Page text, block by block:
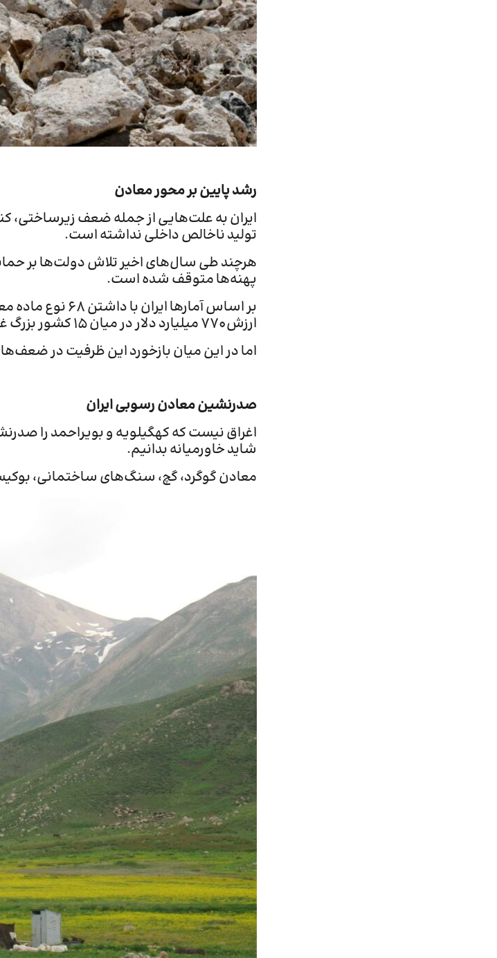
رشد پایین بر محور معادن
ایران به علت‌هایی از جمله ضعف زیرساختی،
تولید ناخالص داخلی نداشته است.
هرچند طی سال‌های اخیر تلاش دولت‌ها بر
پهنه‌ها متوقف شده است.
ارزش ۷۷۰ میلیارد دلار در میان ۱۵ کشور بزرگ غنی از مواد معدنی قرار دارد.
اما در این میان بازخورد این ظرفیت در
صدرنشین معادن رسوبی ایران
اغراق نیست که کهگیلویه و بویراحمد را
شاید خاورمیانه بدانیم.
معادن گوگرد، گچ، سنگ‌های ساختمانی،